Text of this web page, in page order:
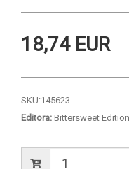
18,74 EUR
SKU:145623
Editora: Bittersweet